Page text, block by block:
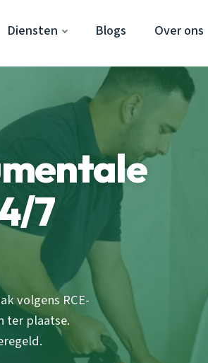
Diensten Blogs Over ons
7
volgens RCE-
ter plaatse.